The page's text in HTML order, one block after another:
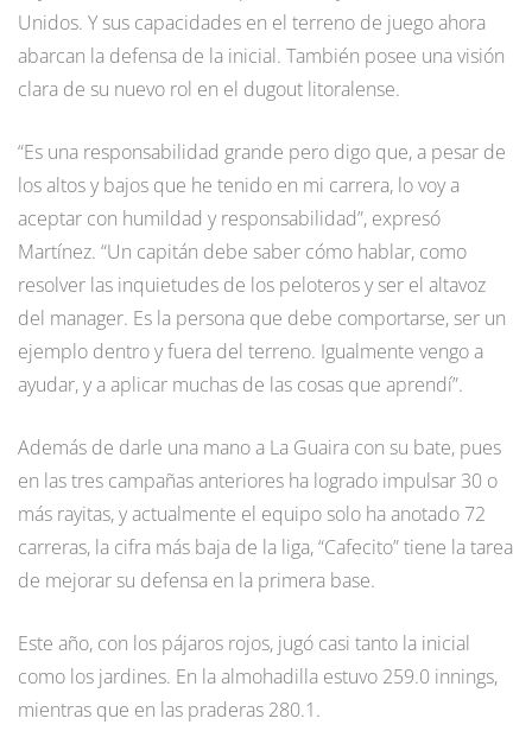
Unidos. Y sus capacidades en el terreno de juego ahora
abarcan la defensa de la inicial. También posee una visión
clara de su nuevo rol en el dugout litoralense.
“Es una responsabilidad grande pero digo que, a pesar de
los altos y bajos que he tenido en mi carrera, lo voy a
aceptar con humildad y responsabilidad”, expresó
Martínez. “Un capitán debe saber cómo hablar, como
resolver las inquietudes de los peloteros y ser el altavoz
del manager. Es la persona que debe comportarse, ser un
ejemplo dentro y fuera del terreno. Igualmente vengo a
ayudar, y a aplicar muchas de las cosas que aprendí”.
Además de darle una mano a La Guaira con su bate, pues
en las tres campañas anteriores ha logrado impulsar 30 o
más rayitas, y actualmente el equipo solo ha anotado 72
carreras, la cifra más baja de la liga, “Cafecito” tiene la tarea
de mejorar su defensa en la primera base.
Este año, con los pájaros rojos, jugó casi tanto la inicial
como los jardines. En la almohadilla estuvo 259.0 innings,
mientras que en las praderas 280.1.